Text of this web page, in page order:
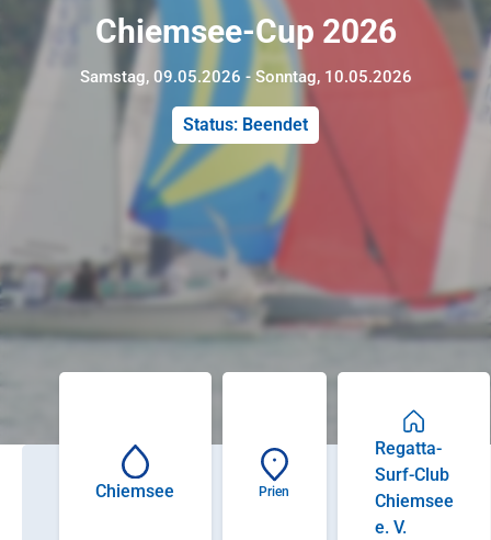
Chiemsee-Cup 2026
Samstag, 09.05.2026 - Sonntag, 10.05.2026
Status: Beendet
Chiemsee Prien
Regatta-
Surf-Club
Chiemsee
e. V.